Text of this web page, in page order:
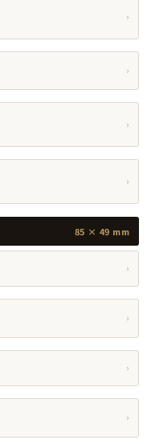
›
›
›
›
85 × 49 mm
›
›
›
›